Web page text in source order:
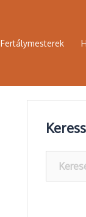
Fertálymesterek